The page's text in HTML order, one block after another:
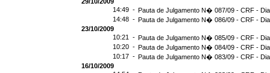
14:49 - Pauta de Julgamento N� 087/09 - CRF -
14:48 - Pauta de Julgamento N� 086/09 - CRF -
23/10/2009
10:21 - Pauta de Julgamento N� 085/09 - CRF -
10:20 - Pauta de Julgamento N� 084/09 - CRF -
10:17 - Pauta de Julgamento N� 083/09 - CRF -
16/10/2009